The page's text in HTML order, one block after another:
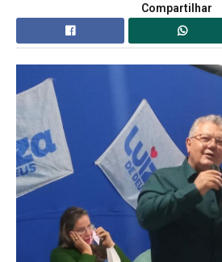
Compartilhar